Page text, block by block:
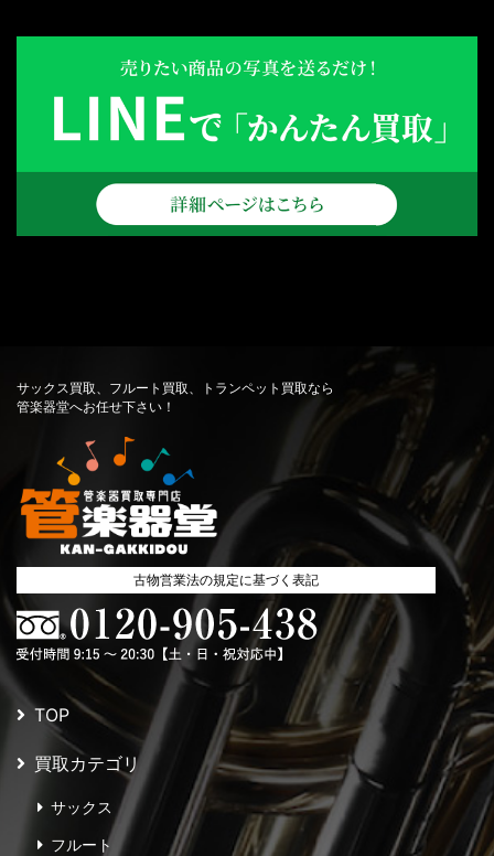
サックス買取、フルート買取、トランペット買取なら
管楽器堂へお任せ下さい！
古物営業法の規定に基づく表記
TOP
買取カテゴリ
サックス
フルート